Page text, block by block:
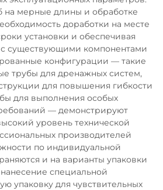
на мерные длины и обработке
доработки на месте
установки и обеспечивая
существующими компонентами
конфигурации — такие
трубы для дренажных систем,
для повышения гибкости
для выполнения особых
— демонстрируют
уровень технической
производителей
по индивидуальной
и на варианты упаковки
специальной
упаковку для чувствительных